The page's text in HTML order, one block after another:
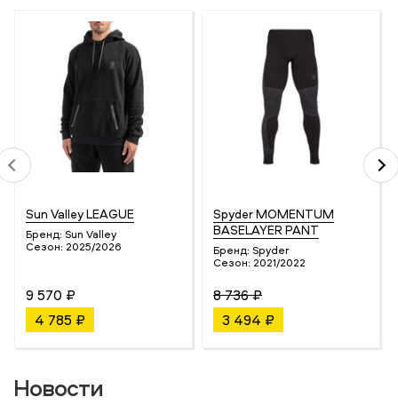
Sun Valley LEAGUE
Бренд: Sun Valley
Сезон: 2025/2026
9 570 ₽
4 785 ₽
Spyder MOMENTUM
BASELAYER PANT
Бренд: Spyder
Сезон: 2021/2022
8 736 ₽
3 494 ₽
Новости